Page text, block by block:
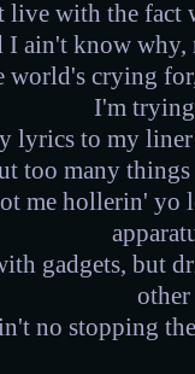
live with the fact
I ain't know why,
world's crying
I'm
lyrics to my liner
too many things
me hollerin' yo
gadgets, but
other
no stopping